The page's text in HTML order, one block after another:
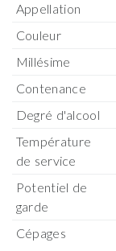
Appellation
Couleur
Millésime
Contenance
Degré d'alcool
Température
de service
Potentiel de
garde
Cépages